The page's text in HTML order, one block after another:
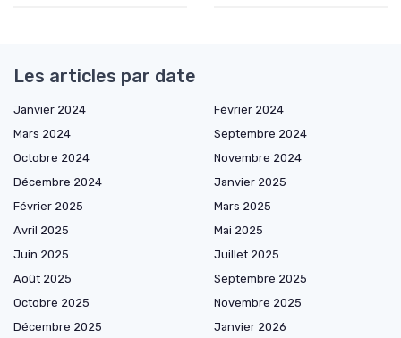
Les articles par date
Janvier 2024
Février 2024
Mars 2024
Septembre 2024
Octobre 2024
Novembre 2024
Décembre 2024
Janvier 2025
Février 2025
Mars 2025
Avril 2025
Mai 2025
Juin 2025
Juillet 2025
Août 2025
Septembre 2025
Octobre 2025
Novembre 2025
Décembre 2025
Janvier 2026